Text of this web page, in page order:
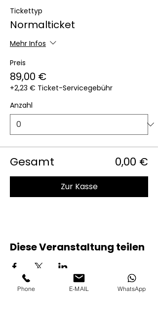
Tickettyp
Normalticket
Mehr Infos
Preis
89,00 €
+2,23 € Ticket-Servicegebühr
Anzahl
Gesamt 0,00 €
Zur Kasse
Diese Veranstaltung teilen
Phone E-MAIL WhatsApp